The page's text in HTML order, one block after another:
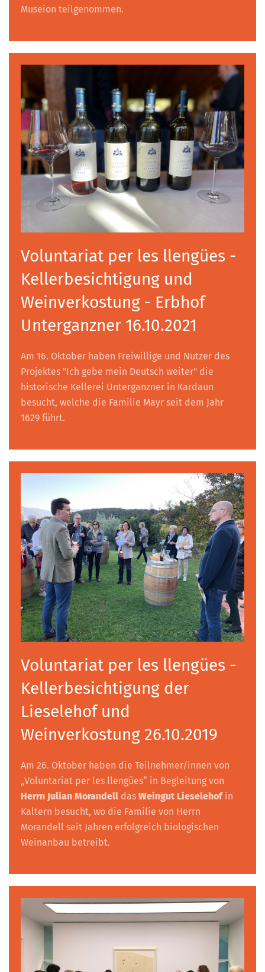
Museion teilgenommen.
Voluntariat per les llengües -
Kellerbesichtigung und
Weinverkostung - Erbhof
Unterganzner 16.10.2021
Am 16. Oktober haben Freiwillige und Nutzer des
Projektes "Ich gebe mein Deutsch weiter" die
historische Kellerei Unterganzner in Kardaun
besucht, welche die Familie Mayr seit dem Jahr
1629 führt.
Voluntariat per les llengües -
Kellerbesichtigung der
Lieselehof und
Weinverkostung 26.10.2019
Am 26. Oktober haben die Teilnehmer/innen von
„Voluntariat per les llengües“ in Begleitung von
Herrn Julian Morandell das Weingut Lieselehofin
Kaltern besucht, wo die Familie von Herrn
Morandell seit Jahren erfolgreich biologischen
Weinanbau betreibt.